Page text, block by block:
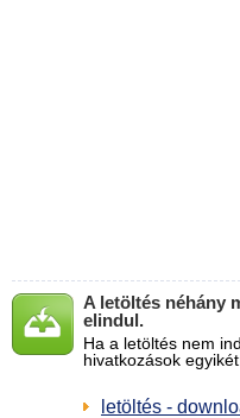
A letöltés néhány
elindul.
Ha a letöltés nem
hivatkozások
letöltés -